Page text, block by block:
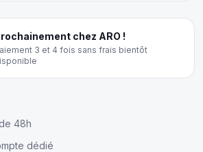
chez ARO !
3 et 4 fois sans frais bientôt
48h
dédié